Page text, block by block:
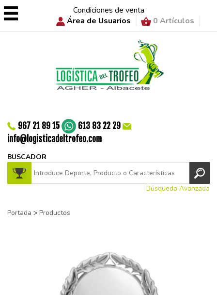
Condiciones de venta
Área de Usuarios
0 Artículos
967 21 89 15
613 83 22 29
info@logisticadeltrofeo.com
BUSCADOR
Búsqueda Avanzada
Portada > Productos